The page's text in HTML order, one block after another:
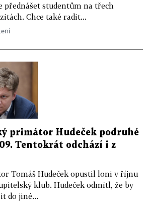
přednášet studentům na třech
Chce také radit...
primátor Hudeček podruhé
Tentokrát odchází i z
Tomáš Hudeček opustil loni v říjnu
klub. Hudeček odmítl, že by
do jiné...